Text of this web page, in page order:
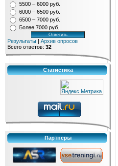
5500 – 6000 руб.
6000 – 6500 руб.
6500 – 7000 руб.
Более 7000 руб.
Результаты | Архив опросов
Всего ответов: 32
Статистика
Партнёры